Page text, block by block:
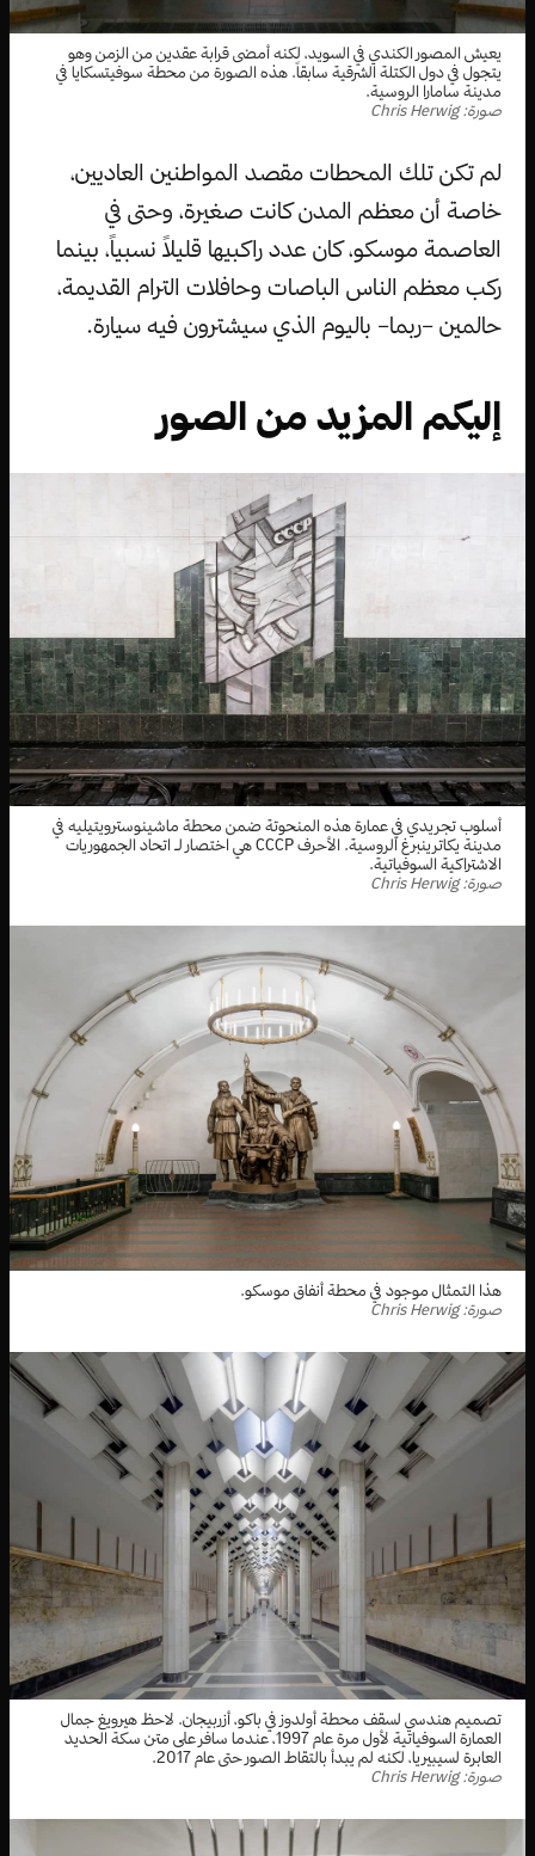
يعيش المصور الكندي في السويد، لكنه أمضى قرابة عقدين من الزمن وهو
يتجول في دول الكتلة الشرقية سابقاً. هذه الصورة من محطة سوفيتسكايا في
مدينة سامارا الروسية.
صورة: Chris Herwig
لم تكن تلك المحطات مقصد المواطنين العاديين،
خاصة أن معظم المدن كانت صغيرة، وحتى في
العاصمة موسكو، كان عدد راكبيها قليلاً نسبياً، بينما
ركب معظم الناس الباصات وحافلات الترام القديمة،
حالمين –ربما– باليوم الذي سيشترون فيه سيارة.
إليكم المزيد من الصور
أسلوب تجريدي في عمارة هذه المنحوتة ضمن محطة ماشينوسترويتيليه في
مدينة يكاترينبرغ الروسية. الأحرف CCCP هي اختصار لـ اتحاد الجمهوريات
الاشتراكية السوفياتية.
صورة: Chris Herwig
هذا التمثال موجود في محطة أنفاق موسكو.
صورة: Chris Herwig
تصميم هندسي لسقف محطة أولدوز في باكو، أزربيجان. لاحظ هيرويغ جمال
العمارة السوفياتية لأول مرة عام 1997، عندما سافر على متن سكة الحديد
العابرة لسيبيريا، لكنه لم يبدأ بالتقاط الصور حتى عام 2017.
صورة: Chris Herwig